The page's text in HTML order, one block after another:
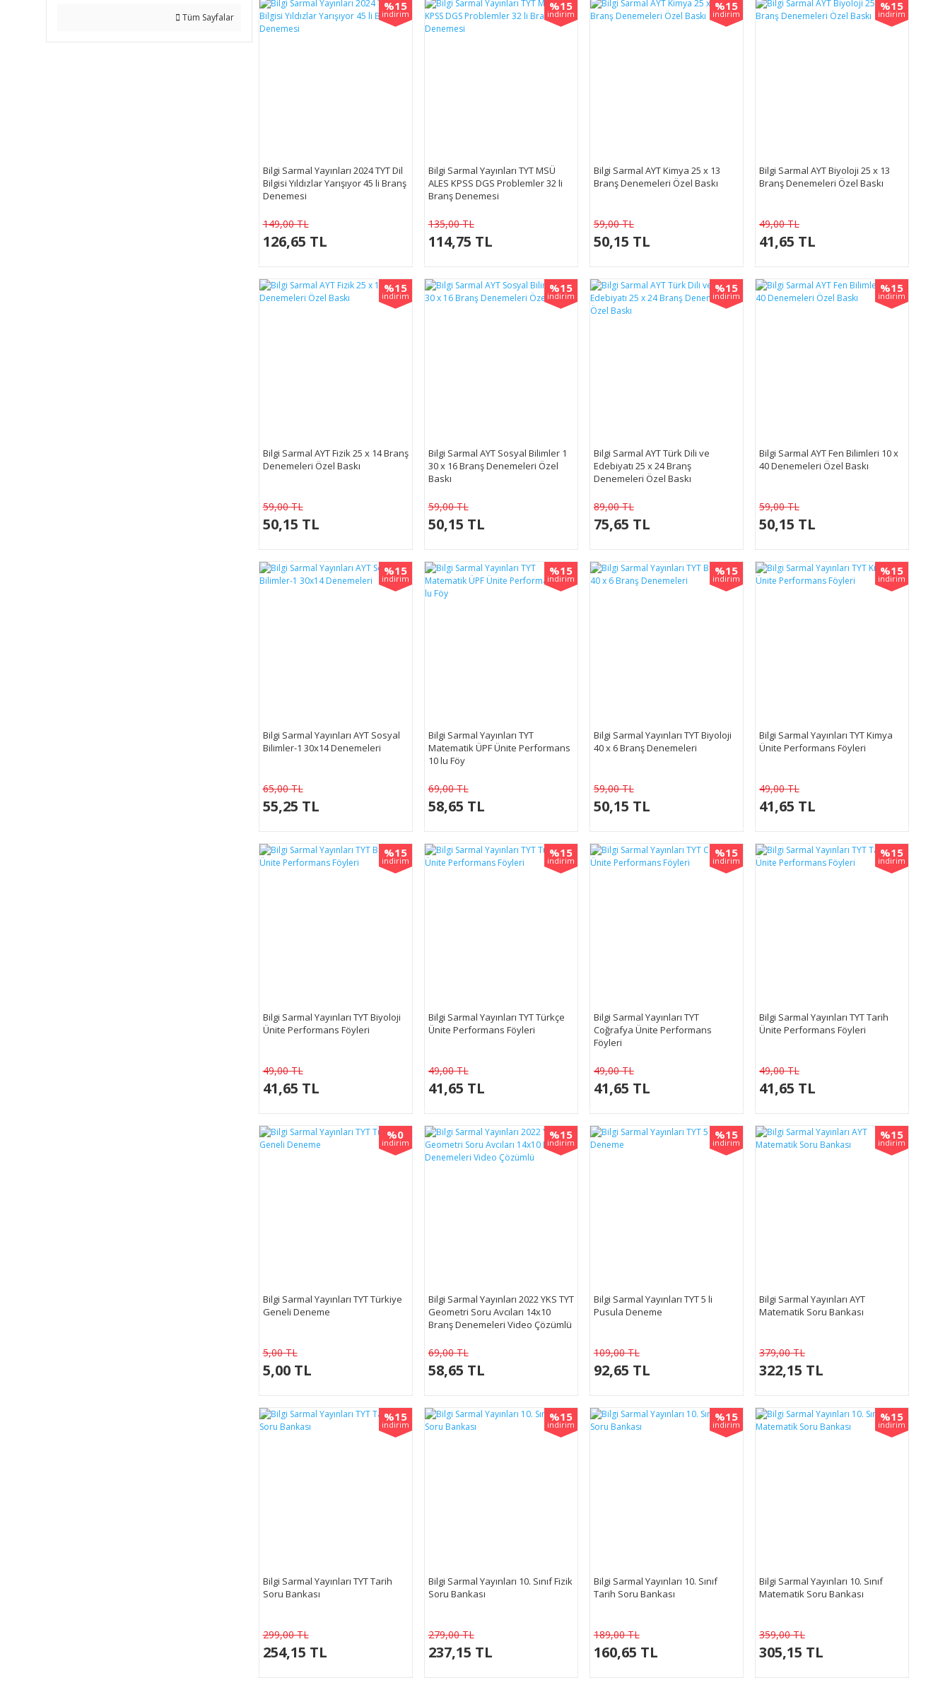
Tüm Sayfalar
%15
indirim
Bilgi Sarmal Yayınları 2024 TYT Dil
Bilgisi Yıldızlar Yarışıyor 45 li Branş
Denemesi
149,00 TL
126,65 TL
%15
indirim
Bilgi Sarmal Yayınları TYT MSÜ
ALES KPSS DGS Problemler 32 li
Branş Denemesi
135,00 TL
114,75 TL
%15
indirim
Bilgi Sarmal AYT Kimya 25 x 13
Branş Denemeleri Özel Baskı
59,00 TL
50,15 TL
%15
indirim
Bilgi Sarmal AYT Biyoloji 25 x 13
Branş Denemeleri Özel Baskı
49,00 TL
41,65 TL
%15
indirim
Bilgi Sarmal AYT Fizik 25 x 14 Branş
Denemeleri Özel Baskı
59,00 TL
50,15 TL
%15
indirim
Bilgi Sarmal AYT Sosyal Bilimler 1
30 x 16 Branş Denemeleri Özel
Baskı
59,00 TL
50,15 TL
%15
indirim
Bilgi Sarmal AYT Türk Dili ve
Edebiyatı 25 x 24 Branş
Denemeleri Özel Baskı
89,00 TL
75,65 TL
%15
indirim
Bilgi Sarmal AYT Fen Bilimleri 10 x
40 Denemeleri Özel Baskı
59,00 TL
50,15 TL
%15
indirim
Bilgi Sarmal Yayınları AYT Sosyal
Bilimler-1 30x14 Denemeleri
65,00 TL
55,25 TL
%15
indirim
Bilgi Sarmal Yayınları TYT
Matematik ÜPF Ünite Performans
10 lu Föy
69,00 TL
58,65 TL
%15
indirim
Bilgi Sarmal Yayınları TYT Biyoloji
40 x 6 Branş Denemeleri
59,00 TL
50,15 TL
%15
indirim
Bilgi Sarmal Yayınları TYT Kimya
Ünite Performans Föyleri
49,00 TL
41,65 TL
%15
indirim
Bilgi Sarmal Yayınları TYT Biyoloji
Ünite Performans Föyleri
49,00 TL
41,65 TL
%15
indirim
Bilgi Sarmal Yayınları TYT Türkçe
Ünite Performans Föyleri
49,00 TL
41,65 TL
%15
indirim
Bilgi Sarmal Yayınları TYT
Coğrafya Ünite Performans
Föyleri
49,00 TL
41,65 TL
%15
indirim
Bilgi Sarmal Yayınları TYT Tarih
Ünite Performans Föyleri
49,00 TL
41,65 TL
%0
indirim
Bilgi Sarmal Yayınları TYT Türkiye
Geneli Deneme
5,00 TL
5,00 TL
%15
indirim
Bilgi Sarmal Yayınları 2022 YKS TYT
Geometri Soru Avcıları 14x10
Branş Denemeleri Video Çözümlü
69,00 TL
58,65 TL
%15
indirim
Bilgi Sarmal Yayınları TYT 5 li
Pusula Deneme
109,00 TL
92,65 TL
%15
indirim
Bilgi Sarmal Yayınları AYT
Matematik Soru Bankası
379,00 TL
322,15 TL
%15
indirim
Bilgi Sarmal Yayınları TYT Tarih
Soru Bankası
299,00 TL
254,15 TL
%15
indirim
Bilgi Sarmal Yayınları 10. Sınıf Fizik
Soru Bankası
279,00 TL
237,15 TL
%15
indirim
Bilgi Sarmal Yayınları 10. Sınıf
Tarih Soru Bankası
189,00 TL
160,65 TL
%15
indirim
Bilgi Sarmal Yayınları 10. Sınıf
Matematik Soru Bankası
359,00 TL
305,15 TL